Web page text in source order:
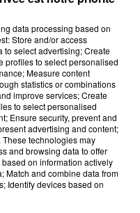
data processing based on
Store and/or access
to select advertising; Create
profiles to select personalised
Measure content
statistics or combinations
improve services; Create
to select personalised
Ensure security, prevent and
advertising and content;
technologies may
and browsing data to offer
on information actively
Match and combine data from
Identify devices based on